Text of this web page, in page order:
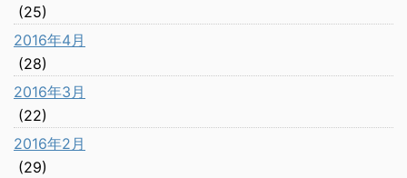
(25)
2016年4月
(28)
2016年3月
(22)
2016年2月
(29)